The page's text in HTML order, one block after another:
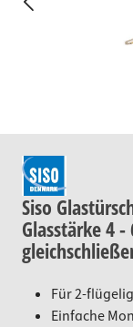
Siso
Glasstärke 4
Für 2-
Einfache